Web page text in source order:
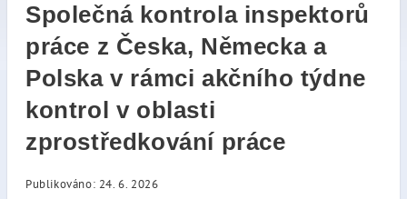
Společná kontrola inspektorů
práce z Česka, Německa a
Polska v rámci akčního týdne
kontrol v oblasti
zprostředkování práce
Publikováno: 24. 6. 2026